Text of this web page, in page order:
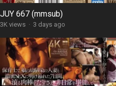
JUY 667 (mmsub)
3K views · 3 days ago